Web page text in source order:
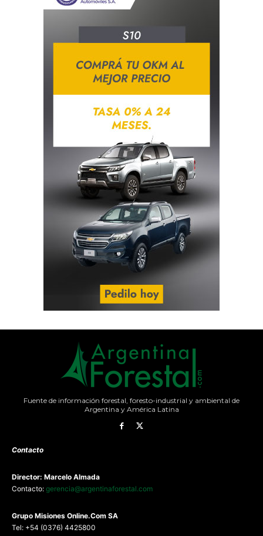
Fuente de información forestal, foresto-industrial y ambiental de
Argentina y América Latina
Contacto
Director: Marcelo Almada
Contacto: gerencia@argentinaforestal.com
Grupo Misiones Online.Com SA
Tel: +54 (0376) 4425800